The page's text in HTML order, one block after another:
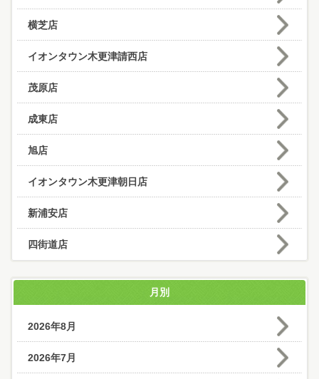
横芝店
イオンタウン木更津請西店
茂原店
成東店
旭店
イオンタウン木更津朝日店
新浦安店
四街道店
月別
2026年8月
2026年7月